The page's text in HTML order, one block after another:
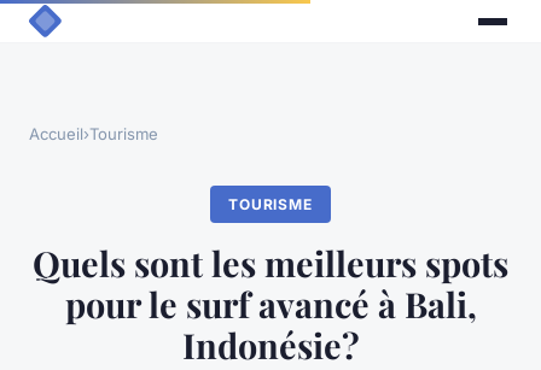
Accueil›Tourisme
TOURISME
Quels sont les meilleurs spots
pour le surf avancé à Bali,
Indonésie?